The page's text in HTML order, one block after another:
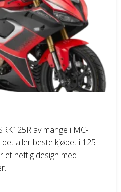
MC
av mange i MC-
aller beste kjøpet i 125-
et heftig design med